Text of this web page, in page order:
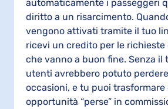
automaticamente i passeggeri
diritto a un risarcimento.
vengono attivati tramite il tuo
ricevi un credito per le
che vanno a buon fine. Senza il
utenti avrebbero potuto
occasioni, e tu puoi trasformare
opportunità “perse” in